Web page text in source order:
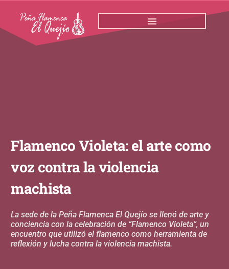
contenido
Flamenco Violeta: el arte como
voz contra la violencia
machista
La sede de la Peña Flamenca El Quejío se llenó de arte y
conciencia con la celebración de “Flamenco Violeta”, un
encuentro que utilizó el flamenco como herramienta de
reflexión y lucha contra la violencia machista.